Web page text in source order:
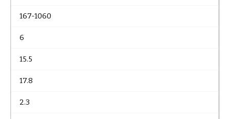
167-1060
6
15.5
17.8
2.3